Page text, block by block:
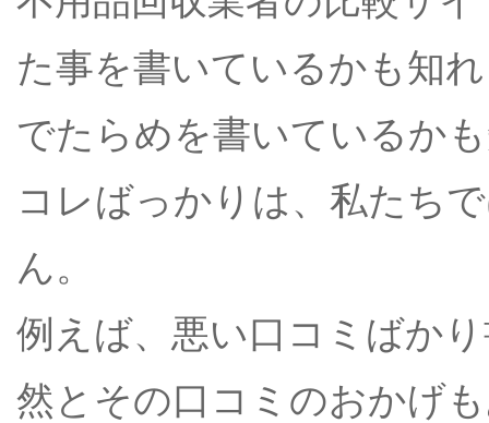
た事を書いているかも知
でたらめを書いているか
コレばっかりは、私たち
ん。
例えば、悪い口コミばか
然とその口コミのおかげ